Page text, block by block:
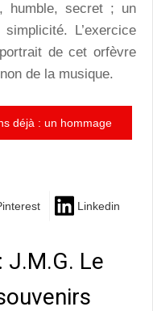
humble, secret ; un
L’exercice
de cet orfèvre
de la musique.
déjà : un hommage
Linkedin
J.M.G. Le